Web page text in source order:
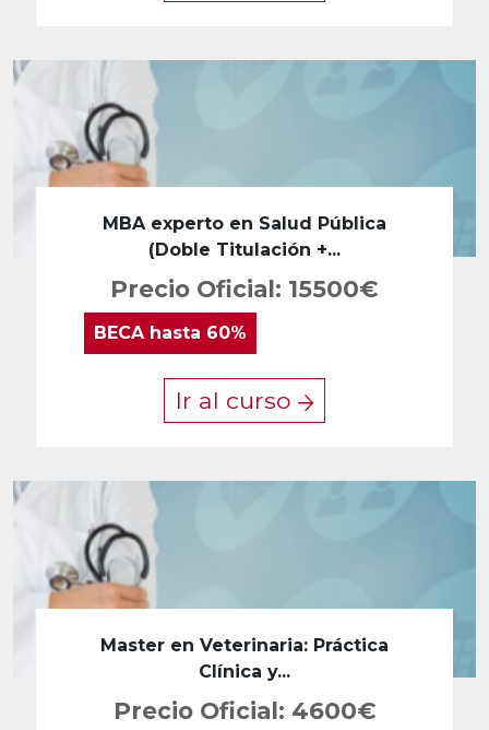
MBA experto en Salud Pública
(Doble Titulación +...
Precio Oficial: 15500€
BECAhasta 60%
Ir al curso
Master en Veterinaria: Práctica
Clínica y...
Precio Oficial: 4600€